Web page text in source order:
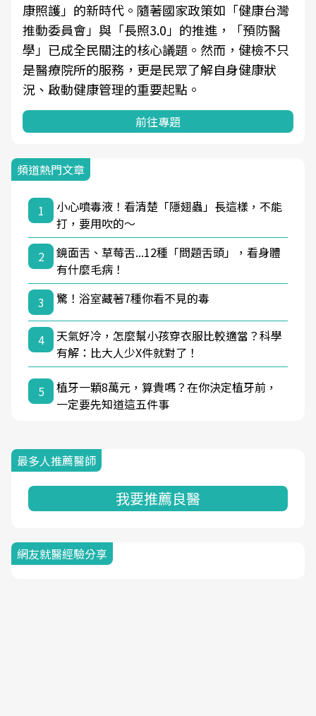
康照護」的新時代。隨著國家政策如「健康台灣
推動委員會」與「長照3.0」的推進，「預防醫
學」已成全民關注的核心議題。然而，健檢不只
是醫療院所的服務，更是民眾了解自身健康狀
況、啟動健康管理的重要起點。
前往專題
頻道熱門文章
1
小心噴毒液！看清楚「隱翅蟲」長這樣，不能
打，要用吹的～
2
鏡面舌、草莓舌...12種「問題舌頭」，看身體
有什麼毛病！
3
驚！浴室藏著7種你看不見的毒
4
天氣好冷，怎麼幫小孩穿衣服比較適當？科學
有解：比大人少X件就對了！
5
植牙一顆8萬元，算貴嗎？在你決定植牙前，
一定要先知道這五件事
最多人推薦醫師
我要推薦良醫
網友就醫經驗分享